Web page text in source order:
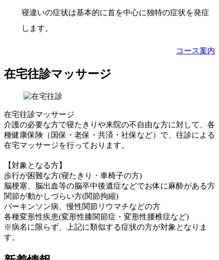
寝違いの症状は基本的に首を中心に独特の症状を発症
します。
コース案内
在宅往診マッサージ
在宅往診マッサージ
介護の必要な方で寝たきりや来院の不自由な方に対して、各
種健康保険（国保・老保・共済・社保など）で、往診による
在宅マッサージを行っております。
【対象となる方】
歩行が困難な方(寝たきり・車椅子の方)
脳梗塞、脳出血等の脳卒中後遺症などでお体に麻酔がある方
関節が動かしづらい方(関節拘縮)
パーキンソン病、慢性関節リウマチなどの方
各種変形性疾患(変形性膝関節症・変形性腰椎症など)
※病名に限らず、上記に類似する症状の方が対象となりま
す。